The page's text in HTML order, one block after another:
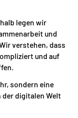
legen wir
und
verstehen, dass
und auf
sondern eine
digitalen Welt